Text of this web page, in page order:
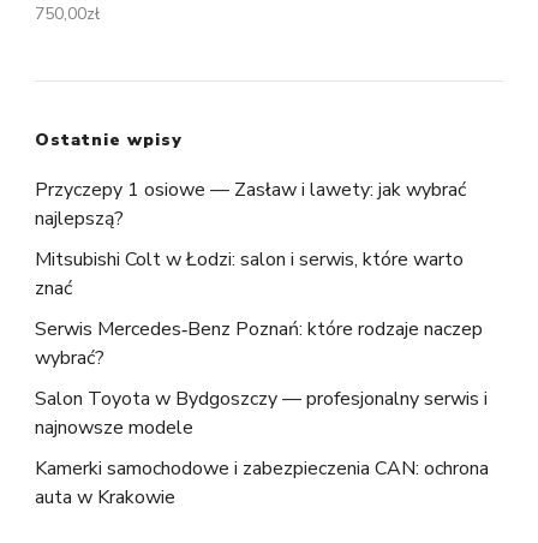
750,00zł
Ostatnie wpisy
Przyczepy 1 osiowe — Zasław i lawety: jak wybrać
najlepszą?
Mitsubishi Colt w Łodzi: salon i serwis, które warto
znać
Serwis Mercedes‑Benz Poznań: które rodzaje naczep
wybrać?
Salon Toyota w Bydgoszczy — profesjonalny serwis i
najnowsze modele
Kamerki samochodowe i zabezpieczenia CAN: ochrona
auta w Krakowie